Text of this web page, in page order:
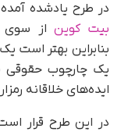
در طرح یادشده
بیت کویناز سوی
بنابراین بهتر است
یک چارچوب حقوقی
ایده‌های خلاقانه
در این طرح قرار